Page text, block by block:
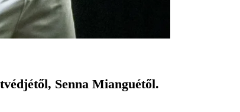
Senna Mianguétől.